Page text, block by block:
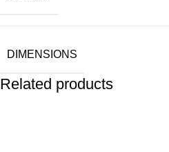
DIMENSIONS
Related products